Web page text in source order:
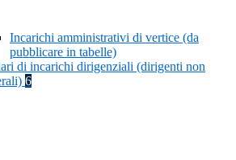
Incarichi amministrativi di vertice (da
pubblicare in tabelle)
di incarichi dirigenziali (dirigenti non
6